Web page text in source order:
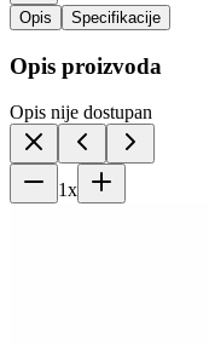
Opis Specifikacije
Opis proizvoda
Opis nije dostupan
1x